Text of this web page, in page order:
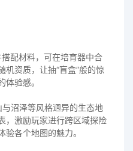
配材料，可在培育器中合
机资质，让抽“盲盒”般的惊
验感。
沼泽等风格迥异的生态地
，激励玩家进行跨区域探险
各个地图的魅力。